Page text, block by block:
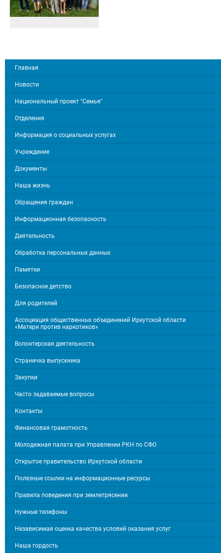
Главная
Новости
Национальный проект "Семья"
Отделения
Информация о социальных услугах
Учреждение
Документы
Наша жизнь
Обращения граждан
Информационная безопасность
Деятельность
Обработка персональных данных
Памятки
Безопасное детство
Для родителей
Ассоциация общественных объединений Иркутской области
«Матери против наркотиков»
Волонтерская деятельность
Страничка выпускника
Закупки
Часто задаваемые вопросы
Контакты
Финансовая грамотность
Молодежная палата при Управлении РКН по СФО
Открытое правительство Иркутской области
Полезные ссылки на информационные ресурсы
Правила поведения при землетрясении
Нужные телефоны
Независимая оценка качества условий оказания услуг
Наша гордость